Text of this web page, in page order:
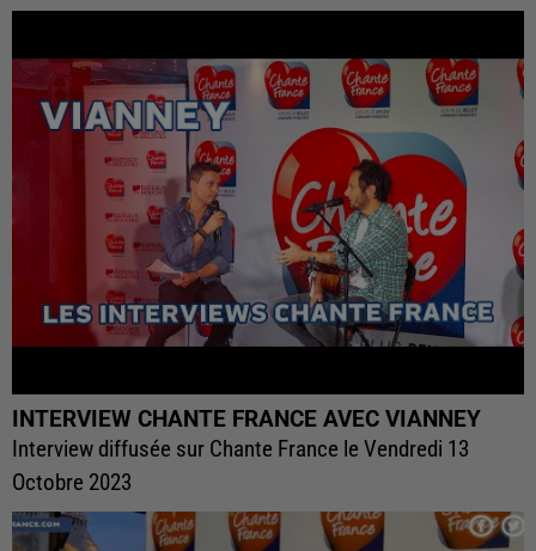
INTERVIEW CHANTE FRANCE AVEC VIANNEY
Interview diffusée sur Chante France le Vendredi 13
Octobre 2023